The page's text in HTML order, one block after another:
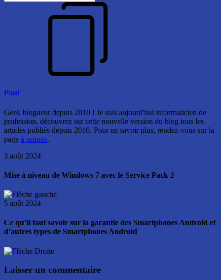
Paul
Geek blogueur depuis 2010 ! Je suis aujourd'hui informaticien de
profession, découvrez sur cette nouvelle version du blog tous les
articles publiés depuis 2010. Pour en savoir plus, rendez-vous sur la
page à propos.
3 août 2024
Mise à niveau de Windows 7 avec le Service Pack 2
5 août 2024
Ce qu’il faut savoir sur la garantie des Smartphones Android et
d’autres types de Smartphones Android
Laisser un commentaire